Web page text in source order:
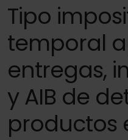
Tipo
temporal
entregas,
y AIB de
productos